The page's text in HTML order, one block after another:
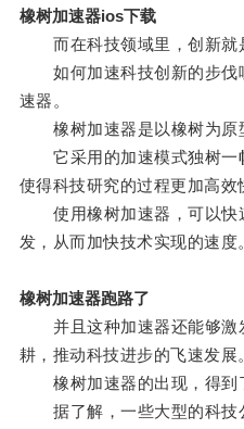
橡树加速器ios下载
而在科技领域里，创新就
如何加速科技创新的步伐
速器。
橡树加速器是以橡树为原
它采用的加速模式独树一
使得科技研究的过程更加高效
使用橡树加速器，可以快
发，从而加快技术实现的速度
橡树加速器跑路了
并且这种加速器还能够激
耕，推动科技进步的飞速发展
橡树加速器的出现，得到
据了解，一些大型的科技